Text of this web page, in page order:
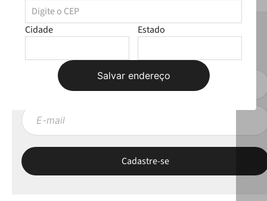
Cidade Estado
Salvar endereço
NEWSLETTER